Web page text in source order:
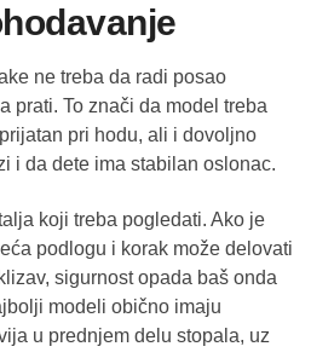
ne treba da radi posao
prati. To znači da model treba
pri hodu, ali i dovoljno
i da dete ima stabilan oslonac.
koji treba pogledati. Ako je
podlogu i korak može delovati
sigurnost opada baš onda
modeli obično imaju
u prednjem delu stopala, uz